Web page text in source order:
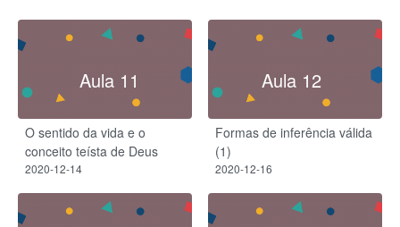
Aula 11
O sentido da vida e o
conceito teísta de Deus
2020-12-14
Aula 12
Formas de inferência válida
(1)
2020-12-16